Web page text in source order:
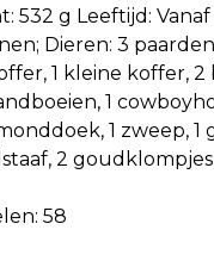
532 g Leeftijd:
Dieren: 3 paarden;
1 kleine koffer, 2
1
1 zweep, 1
2 goudklompjes
58